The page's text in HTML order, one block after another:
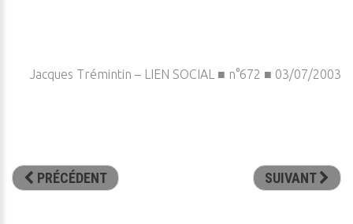
Jacques Trémintin – LIEN SOCIAL ■ n°672 ■ 03/07/2003
PRÉCÉDENT SUIVANT